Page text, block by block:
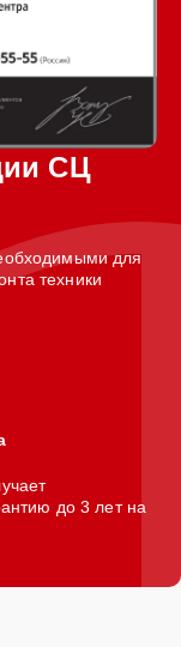
СЦ
для
техники
до 3 лет на